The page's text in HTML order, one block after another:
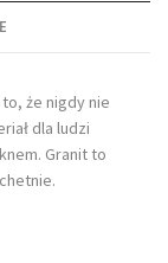
że nigdy nie
dla ludzi
Granit to